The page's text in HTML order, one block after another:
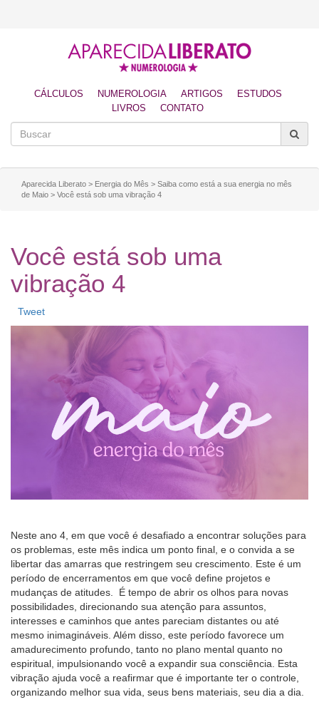
CÁLCULOS NUMEROLOGIA ARTIGOS
ESTUDOS
LIVROS
CONTATO
Aparecida Liberato > Energia do Mês > Saiba como está a sua energia no mês
de Maio > Você está sob uma vibração 4
Você está sob uma
vibração 4
Tweet
Neste ano 4, em que você é desafiado a encontrar soluções para
os problemas, este mês indica um ponto final, e o convida a se
libertar das amarras que restringem seu crescimento. Este é um
período de encerramentos em que você define projetos e
mudanças de atitudes. É tempo de abrir os olhos para novas
possibilidades, direcionando sua atenção para assuntos,
interesses e caminhos que antes pareciam distantes ou até
mesmo inimagináveis. Além disso, este período favorece um
amadurecimento profundo, tanto no plano mental quanto no
espiritual, impulsionando você a expandir sua consciência. Esta
vibração ajuda você a reafirmar que é importante ter o controle,
organizando melhor sua vida, seus bens materiais, seu dia a dia.